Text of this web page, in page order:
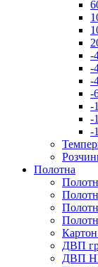
-
-
-
-
-
-
-
Полотна
ДВП
ДВП